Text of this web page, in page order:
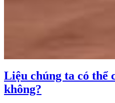
Liệu chúng ta có thể
không?